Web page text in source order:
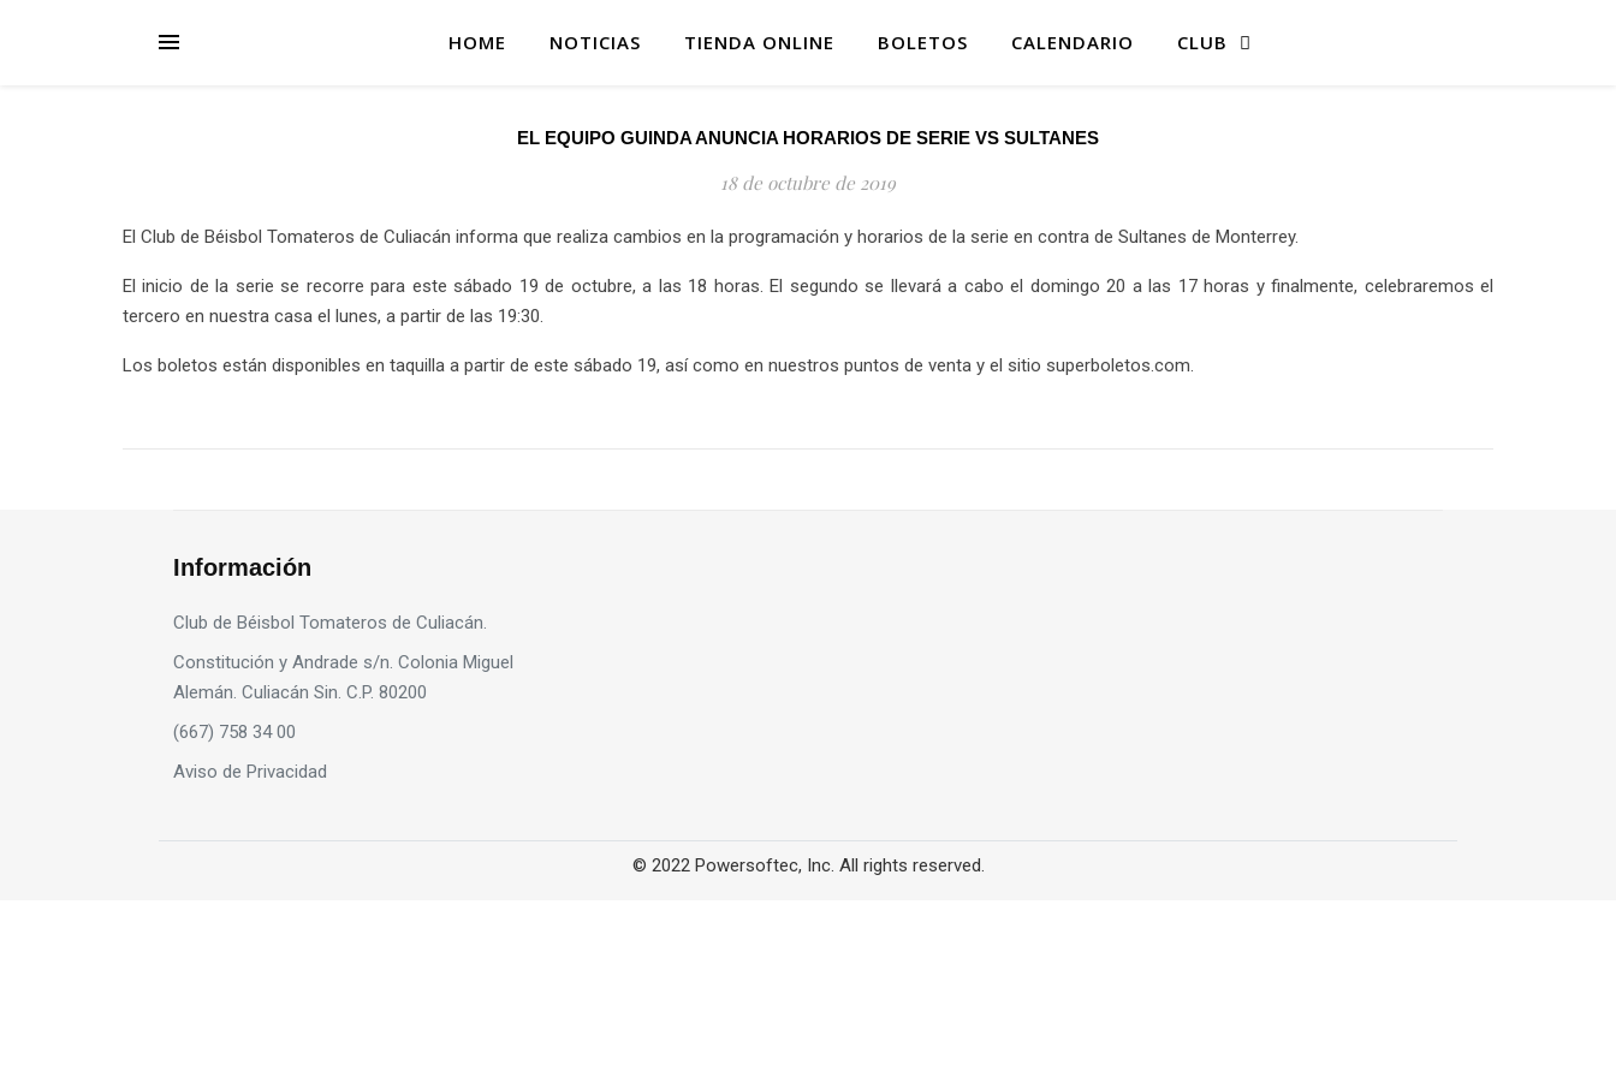
HOME NOTICIAS TIENDA ONLINE BOLETOS CALENDARIO CLUB
EL EQUIPO GUINDA ANUNCIA HORARIOS DE SERIE VS SULTANES
18 de octubre de 2019
El Club de Béisbol Tomateros de Culiacán informa que realiza cambios en la programación y horarios de la serie en contra de Sultanes de Monterrey.
El inicio de la serie se recorre para este sábado 19 de octubre, a las 18 horas. El segundo se llevará a cabo el domingo 20 a las 17 horas y finalmente, celebraremos el
tercero en nuestra casa el lunes, a partir de las 19:30.
Los boletos están disponibles en taquilla a partir de este sábado 19, así como en nuestros puntos de venta y el sitio superboletos.com.
Información
Club de Béisbol Tomateros de Culiacán.
Constitución y Andrade s/n. Colonia Miguel
Alemán. Culiacán Sin. C.P. 80200
(667) 758 34 00
Aviso de Privacidad
© 2022 Powersoftec, Inc. All rights reserved.